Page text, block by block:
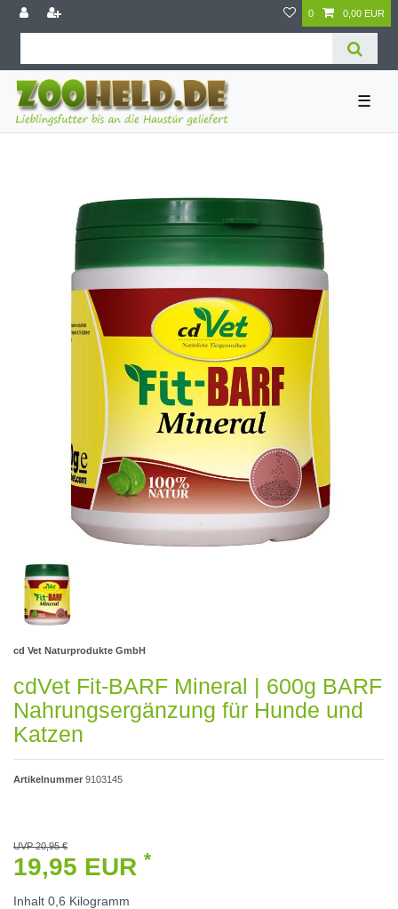
0 0,00 EUR
☰
cd Vet Naturprodukte GmbH
cdVet Fit-BARF Mineral | 600g BARF
Nahrungsergänzung für Hunde und
Katzen
Artikelnummer 9103145
UVP 20,95 €
19,95 EUR *
Inhalt 0,6 Kilogramm